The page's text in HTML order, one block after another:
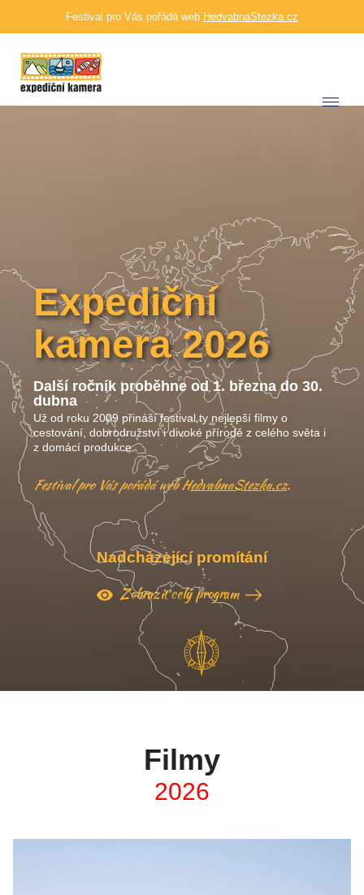
Festival pro Vás pořádá web HedvabnaStezka.cz
Expediční
kamera 2026
Další ročník proběhne od 1. března do 30.
dubna
Už od roku 2009 přináší festival ty nejlepší filmy o
cestování, dobrodružství i divoké přírodě z celého světa i
z domácí produkce.
Festival pro Vás pořádá webHedvabnaStezka.cz.
Nadcházející promítání
Zobrazit celý program
Filmy
2026